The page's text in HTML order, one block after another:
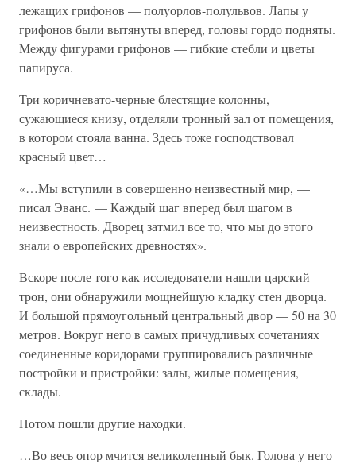
лежащих грифонов — полуорлов-полульвов. Лапы у
грифонов были вытянуты вперед, головы гордо подняты.
Между фигурами грифонов — гибкие стебли и цветы
папируса.
Три коричневато-черные блестящие колонны,
сужающиеся книзу, отделяли тронный зал от помещения,
в котором стояла ванна. Здесь тоже господствовал
красный цвет…
«…Мы вступили в совершенно неизвестный мир, —
писал Эванс. — Каждый шаг вперед был шагом в
неизвестность. Дворец затмил все то, что мы до этого
знали о европейских древностях».
Вскоре после того как исследователи нашли царский
трон, они обнаружили мощнейшую кладку стен дворца.
И большой прямоугольный центральный двор — 50 на 30
метров. Вокруг него в самых причудливых сочетаниях
соединенные коридорами группировались различные
постройки и пристройки: залы, жилые помещения,
склады.
Потом пошли другие находки.
…Во весь опор мчится великолепный бык. Голова у него